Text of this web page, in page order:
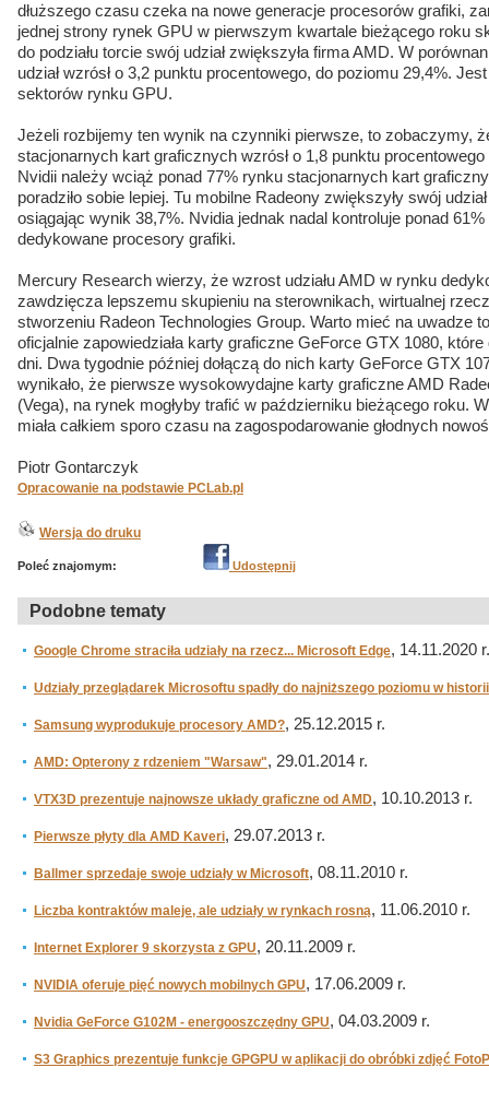
dłuższego czasu czeka na nowe generacje procesorów grafiki,
jednej strony rynek GPU w pierwszym kwartale bieżącego roku
do podziału torcie swój udział zwiększyła firma AMD. W
udział wzrósł o 3,2 punktu procentowego, do poziomu 29,4%.
sektorów rynku GPU.
Jeżeli rozbijemy ten wynik na czynniki pierwsze, to zobaczymy,
stacjonarnych kart graficznych wzrósł o 1,8 punktu procentowego
Nvidii należy wciąż ponad 77% rynku stacjonarnych kart
poradziło sobie lepiej. Tu mobilne Radeony zwiększyły swój
osiągając wynik 38,7%. Nvidia jednak nadal kontroluje ponad
dedykowane procesory grafiki.
Mercury Research wierzy, że wzrost udziału AMD w rynku
zawdzięcza lepszemu skupieniu na sterownikach, wirtualnej
stworzeniu Radeon Technologies Group. Warto mieć na uwadze
oficjalnie zapowiedziała karty graficzne GeForce GTX 1080,
dni. Dwa tygodnie później dołączą do nich karty GeForce GTX
wynikało, że pierwsze wysokowydajne karty graficzne AMD
(Vega), na rynek mogłyby trafić w październiku bieżącego roku.
miała całkiem sporo czasu na zagospodarowanie głodnych
Piotr Gontarczyk
Opracowanie na podstawie PCLab.pl
Wersja do druku
Poleć znajomym: Udostępnij
Podobne tematy
Google Chrome straciła udziały na rzecz... Microsoft Edge, 14.11.2020 r.
Udziały przeglądarek Microsoftu spadły do najniższego poziomu w historii
Samsung wyprodukuje procesory AMD?, 25.12.2015 r.
AMD: Opterony z rdzeniem "Warsaw", 29.01.2014 r.
VTX3D prezentuje najnowsze układy graficzne od AMD, 10.10.2013 r.
Pierwsze płyty dla AMD Kaveri, 29.07.2013 r.
Ballmer sprzedaje swoje udziały w Microsoft, 08.11.2010 r.
Liczba kontraktów maleje, ale udziały w rynkach rosną, 11.06.2010 r.
Internet Explorer 9 skorzysta z GPU, 20.11.2009 r.
NVIDIA oferuje pięć nowych mobilnych GPU, 17.06.2009 r.
Nvidia GeForce G102M - energooszczędny GPU, 04.03.2009 r.
S3 Graphics prezentuje funkcje GPGPU w aplikacji do obróbki zdjęć